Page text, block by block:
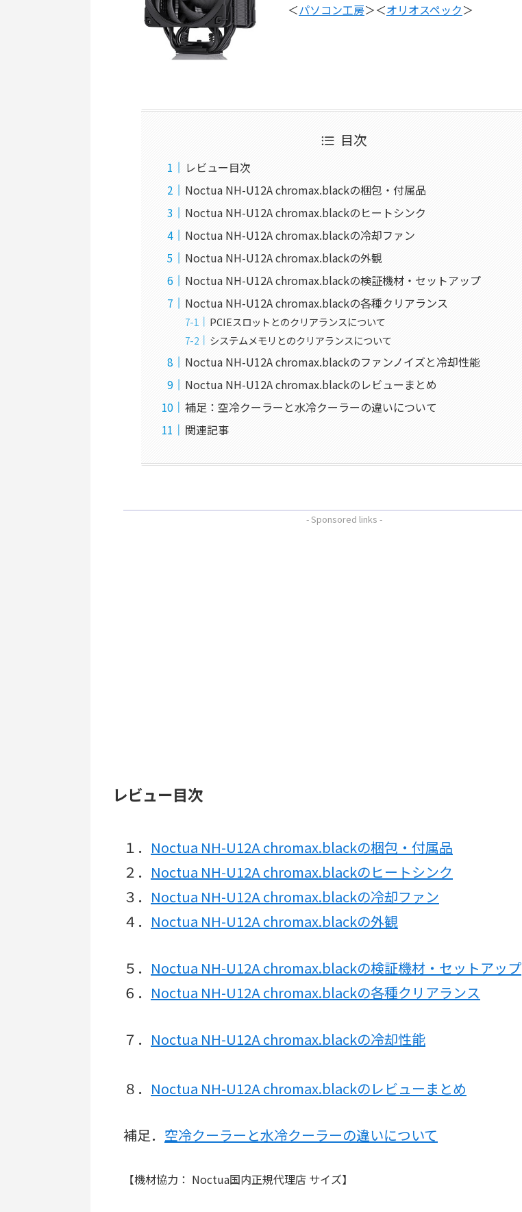
＜パソコン工房＞＜オリオスペック＞
目次
レビュー目次
Noctua NH-U12A chromax.blackの梱包・付属品
Noctua NH-U12A chromax.blackのヒートシンク
Noctua NH-U12A chromax.blackの冷却ファン
Noctua NH-U12A chromax.blackの外観
Noctua NH-U12A chromax.blackの検証機材・セットアップ
Noctua NH-U12A chromax.blackの各種クリアランス
PCIEスロットとのクリアランスについて
システムメモリとのクリアランスについて
Noctua NH-U12A chromax.blackのファンノイズと冷却性能
Noctua NH-U12A chromax.blackのレビューまとめ
補足：空冷クーラーと水冷クーラーの違いについて
関連記事
- Sponsored links -
レビュー目次
１． Noctua NH-U12A chromax.blackの梱包・付属品
２． Noctua NH-U12A chromax.blackのヒートシンク
３． Noctua NH-U12A chromax.blackの冷却ファン
４． Noctua NH-U12A chromax.blackの外観
５． Noctua NH-U12A chromax.blackの検証機材・セットアップ
６． Noctua NH-U12A chromax.blackの各種クリアランス
７． Noctua NH-U12A chromax.blackの冷却性能
８． Noctua NH-U12A chromax.blackのレビューまとめ
補足． 空冷クーラーと水冷クーラーの違いについて
【機材協力： Noctua国内正規代理店 サイズ】